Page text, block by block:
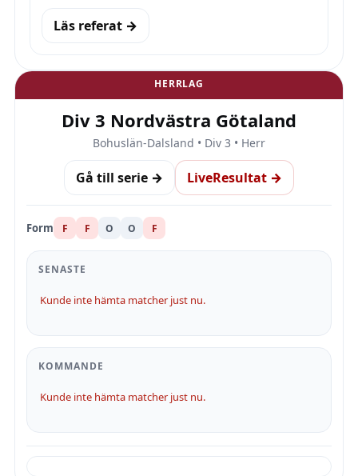
Läs referat →
HERRLAG
Div 3 Nordvästra Götaland
Bohuslän-Dalsland • Div 3 • Herr
Gå till serie → LiveResultat →
Form F F O O F
SENASTE
Kunde inte hämta matcher just nu.
KOMMANDE
Kunde inte hämta matcher just nu.